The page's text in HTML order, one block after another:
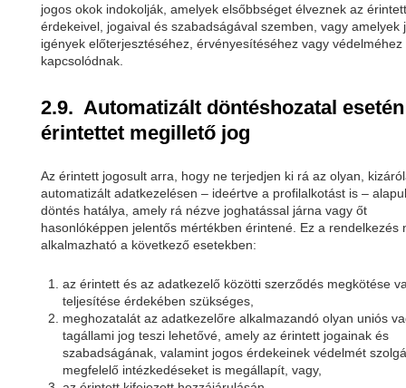
jogos okok indokolják, amelyek elsőbbséget élveznek az érintett
érdekeivel, jogaival és szabadságával szemben, vagy amelyek
igények előterjesztéséhez, érvényesítéséhez vagy védelméhez
kapcsolódnak.
2.9. Automatizált döntéshozatal
érintettet megillető jog
Az érintett jogosult arra, hogy ne terjedjen ki rá az olyan,
automatizált adatkezelésen – ideértve a profilalkotást is –
döntés hatálya, amely rá nézve joghatással járna vagy őt
hasonlóképpen jelentős mértékben érintené. Ez a rendelkezés
alkalmazható a következő esetekben:
az érintett és az adatkezelő közötti szerződés megkötése
teljesítése érdekében szükséges,
meghozatalát az adatkezelőre alkalmazandó olyan uniós
tagállami jog teszi lehetővé, amely az érintett jogainak és
szabadságának, valamint jogos érdekeinek védelmét
megfelelő intézkedéseket is megállapít, vagy,